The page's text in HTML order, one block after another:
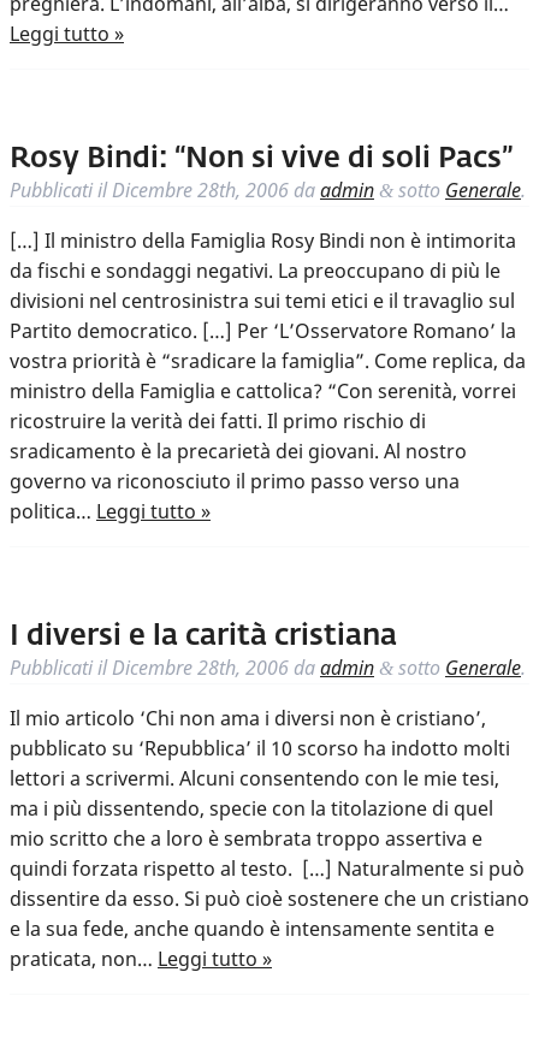
Leggi tutto »
Rosy Bindi: “Non si vive di soli Pacs”
Pubblicati ilDicembre 28th, 2006 daadmin & sotto Generale.
[…] Il ministro della Famiglia Rosy Bindi non è intimorita
da fischi e sondaggi negativi. La preoccupano di più le
divisioni nel centrosinistra sui temi etici e il travaglio sul
Partito democratico. […] Per ‘L’Osservatore Romano’ la
vostra priorità è “sradicare la famiglia”. Come replica, da
ministro della Famiglia e cattolica? “Con serenità, vorrei
ricostruire la verità dei fatti. Il primo rischio di
sradicamento è la precarietà dei giovani. Al nostro
governo va riconosciuto il primo passo verso una
politica… Leggi tutto »
I diversi e la carità cristiana
Pubblicati ilDicembre 28th, 2006 daadmin & sotto Generale.
Il mio articolo ‘Chi non ama i diversi non è cristiano’,
pubblicato su ‘Repubblica’ il 10 scorso ha indotto molti
lettori a scrivermi. Alcuni consentendo con le mie tesi,
ma i più dissentendo, specie con la titolazione di quel
mio scritto che a loro è sembrata troppo assertiva e
quindi forzata rispetto al testo. […] Naturalmente si può
dissentire da esso. Si può cioè sostenere che un cristiano
e la sua fede, anche quando è intensamente sentita e
praticata, non… Leggi tutto »